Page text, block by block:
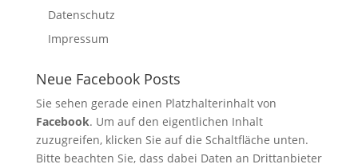
Datenschutz
Impressum
Neue Facebook Posts
Sie sehen gerade einen Platzhalterinhalt von
Facebook. Um auf den eigentlichen Inhalt
zuzugreifen, klicken Sie auf die Schaltfläche unten.
Bitte beachten Sie, dass dabei Daten an Drittanbieter